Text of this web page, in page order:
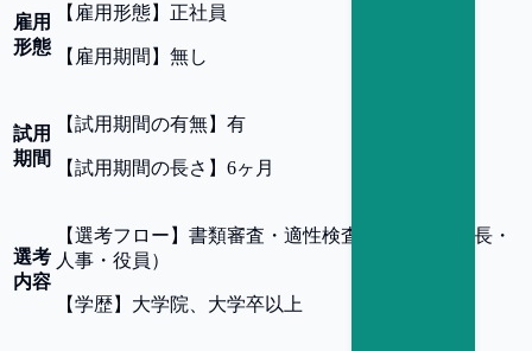
雇用
形態
【 雇用形態】 正社員
【 雇用期間 】 無し
試用
期間
【試用期間の有無】 有
【試用期間の長さ 】 6ヶ月
選考
内容
【選考フロー 】 書類審査・適性検査・面接（部門長・
人事・役員）
【学歴】 大学院、大学卒以上